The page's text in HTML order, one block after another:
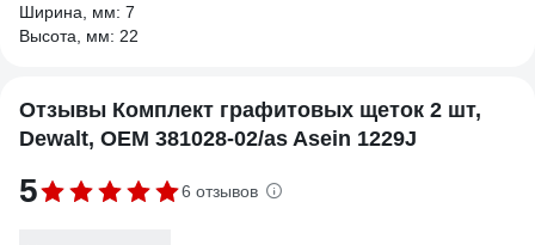
Ширина, мм: 7
Высота, мм: 22
Отзывы Комплект графитовых щеток 2 шт,
Dewalt, OEM 381028-02/as Asein 1229J
5 6 отзывов